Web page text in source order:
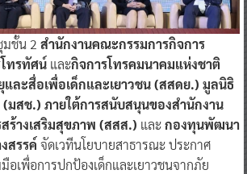
มชั้น 2 สำนักงานคณะกรรมการกิจการ
โทรทัศน์และกิจการโทรคมนาคมแห่งชาติ
ละสื่อเพื่อเด็กและเยาวชน (สสดย.) มูลนิธิ
มสช.) ภายใต้การสนับสนุนของสำนักงาน
ร้างเสริมสุขภาพ (สสส.) และกองทุนพัฒนา
สรรค์ จัดเวทีนโยบายสาธารณะ ประกาศ
อเพื่อการปกป้องเด็กและเยาวชนจากภัย